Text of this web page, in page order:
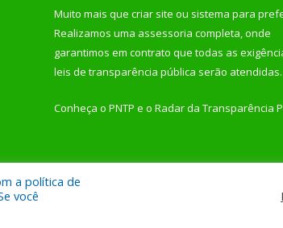
Muito mais que criar site ou sistema para
Realizamos uma assessoria completa, onde
garantimos em contrato que todas as
leis de transparência pública serão atendidas.
Conheça o PNTP e o Radar da Transparência
Mapa do Site Acessar
a política de
você